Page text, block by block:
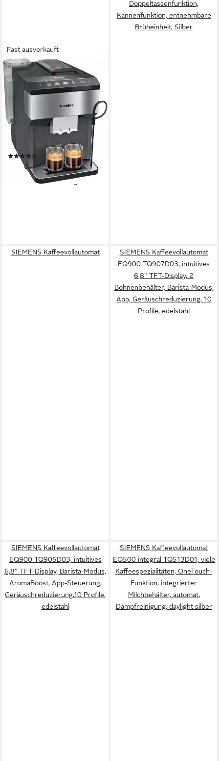
Fast ausverkauft
SIEMENS
Kaffeevollautomat EQ500
integral TP516DX3, App-
Steuerung,
Doppeltassenfunktion
270 g
Bohnenkapazität
15 bar
Pumpendruck
Keramik Scheibenmahlwerk
Mahlwerk
585,50 €
17,00 €mtl. in 48 Raten
lieferbar - in 4-5 Werktagen bei dir
Doppeltassenfunktion,
Kannenfunktion, entnehmbare
Brüheinheit, Silber
SIEMENS Kaffeevollautomat
SIEMENS Kaffeevollautomat
EQ900 TQ907D03, intuitives
6,8" TFT-Display, 2
Bohnenbehälter, Barista-Modus,
App, Geräuschreduzierung, 10
Profile, edelstahl
SIEMENS Kaffeevollautomat
EQ900 TQ905D03, intuitives
6,8" TFT-Display, Barista-Modus,
AromaBoost, App-Steuerung,
Geräuschreduzierung,10 Profile,
edelstahl
SIEMENS Kaffeevollautomat
EQ500 integral TQ513D01, viele
Kaffeespezialitäten, OneTouch-
Funktion, integrierter
Milchbehälter, automat.
Dampfreinigung, daylight silber